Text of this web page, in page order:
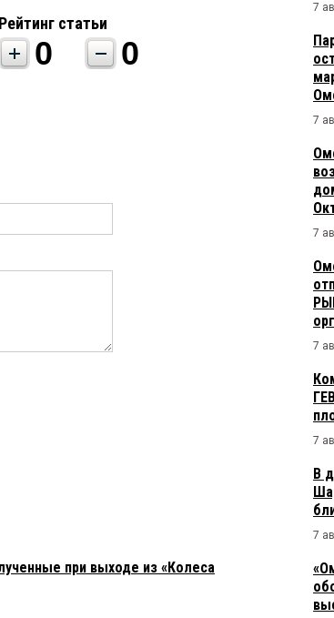
Рейтинг статьи
0 0
при выходе из «Колеса
7
7
7
7
7
В
7